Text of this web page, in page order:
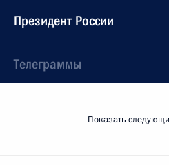
Президент России
Телеграммы
Показать